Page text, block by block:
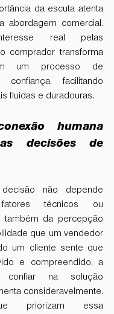
da escuta atenta
abordagem comercial.
real pelas
comprador transforma
um processo de
facilitando
fluidas e duradouras.
humana
decisões de
não depende
técnicos ou
também da percepção
que um vendedor
um cliente sente que
e compreendido, a
confiar na solução
consideravelmente.
priorizam essa